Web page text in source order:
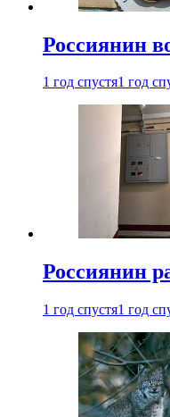
Россиянин
1 год спустя1 год
Россиянин
1 год спустя1 год